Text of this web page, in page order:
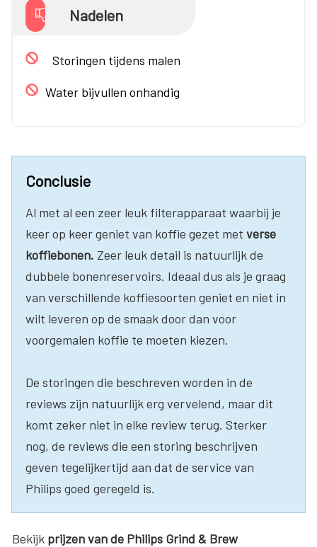
Nadelen
Storingen tijdens malen
Water bijvullen onhandig
Conclusie
Al met al een zeer leuk filterapparaat waarbij je
keer op keer geniet van koffie gezet met verse
koffiebonen. Zeer leuk detail is natuurlijk de
dubbele bonenreservoirs. Ideaal dus als je graag
van verschillende koffiesoorten geniet en niet in
wilt leveren op de smaak door dan voor
voorgemalen koffie te moeten kiezen.
De storingen die beschreven worden in de
reviews zijn natuurlijk erg vervelend, maar dit
komt zeker niet in elke review terug. Sterker
nog, de reviews die een storing beschrijven
geven tegelijkertijd aan dat de service van
Philips goed geregeld is.
Bekijk prijzen van de Philips Grind & Brew